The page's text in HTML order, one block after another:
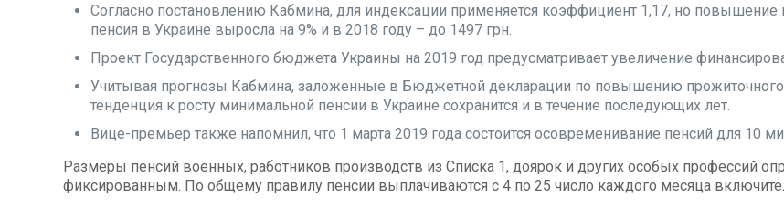
Согласно постановлению Кабмина, для индексации применяется коэффициент 1,17, но
пенсия в Украине выросла на 9% и в 2018 году – до 1497 грн.
Проект Государственного бюджета Украины на 2019 год предусматривает увеличение
Учитывая прогнозы Кабмина, заложенные в Бюджетной декларации по повышению прожиточного
тенденция к росту минимальной пенсии в Украине сохранится и в течение последующих лет.
Вице-премьер также напомнил, что 1 марта 2019 года состоится осовременивание пенсий для 10
Размеры пенсий военных, работников производств из Списка 1, доярок и других особых профессий
фиксированным. По общему правилу пенсии выплачиваются с 4 по 25 число каждого месяца